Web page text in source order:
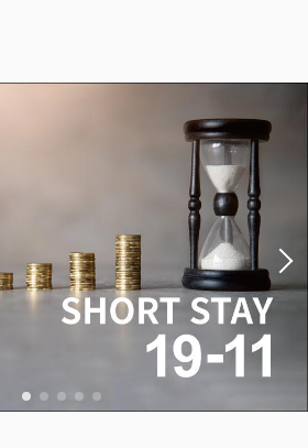
税・手数料込
14,647 円
大人 1名 1 室
税・手数料込
合計 15,100
2
今すぐ予約